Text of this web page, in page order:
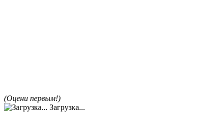
(Оцени первым!)
Загрузка...